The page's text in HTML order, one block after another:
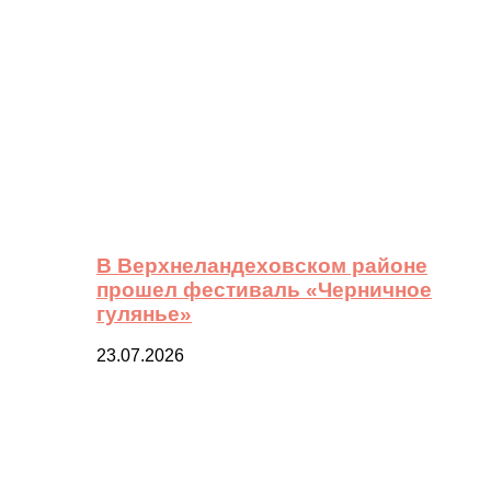
В Верхнеландеховском районе
прошел фестиваль «Черничное
гулянье»
23.07.2026